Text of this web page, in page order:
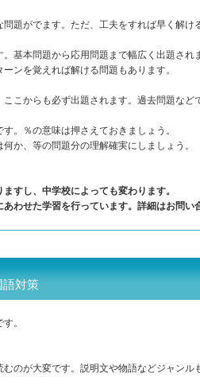
題がでます。ただ、工夫をすれば早く解け
基本問題から応用問題まで幅広く出題され
ンを覚えれば解ける問題もあります。
こからも必ず出題されます。過去問題など
。％の意味は押さえておきましょう。
か、等の問題分の理解確実にしましょう。
すし、中学校によっても変わります。
あわせた学習を行っています。詳細はお問
語対策
。
むのが大変です。説明文や物語などジャンル